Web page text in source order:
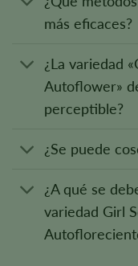
más eficaces?
¿La variedad
Autoflower»
perceptible?
¿Se puede
¿A qué se
variedad Girl